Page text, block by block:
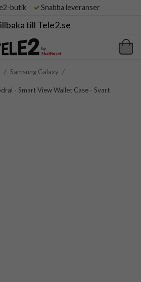
butik Snabba leveranser
till Tele2.se
/ Samsung Galaxy /
- Smart View Wallet Case - Svart